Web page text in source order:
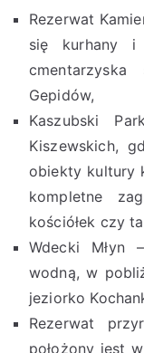
Rezerwat
się kurhany i
Gepidów,
Kaszubski
Kiszewskich,
obiekty kultury
kompletne
kościółek czy
Wdecki Młyn
wodną, w
jeziorko
Rezerwat
położony jest